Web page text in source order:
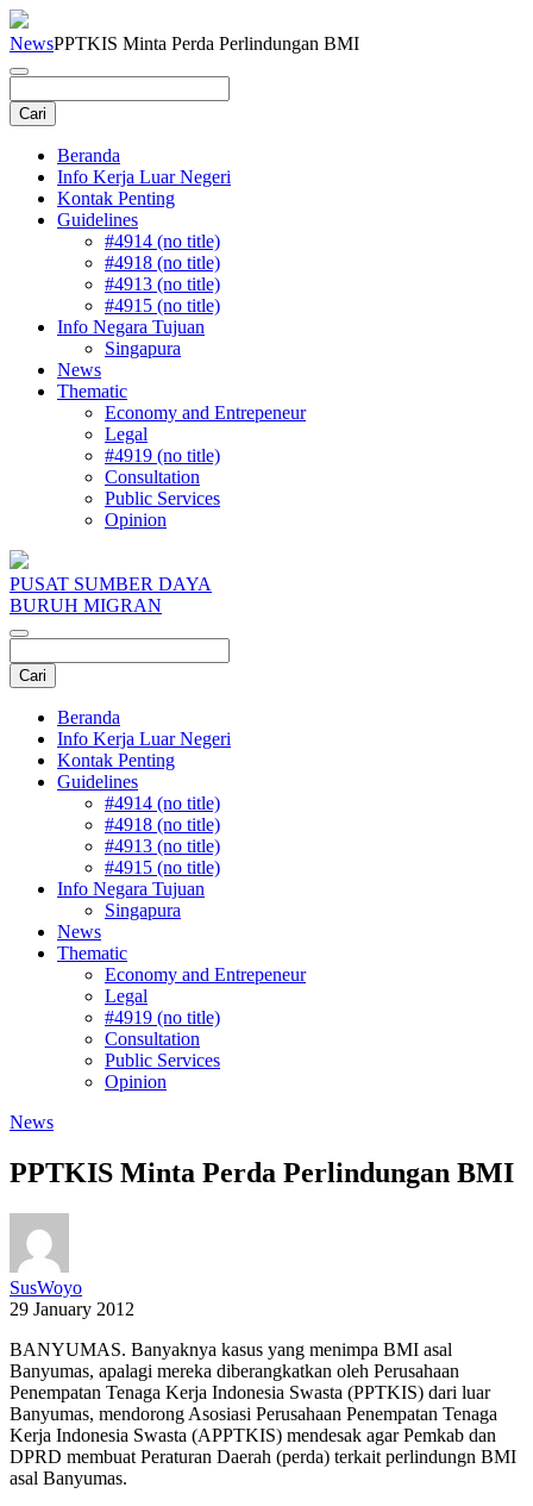
NewsPPTKIS Minta Perda Perlindungan BMI
Beranda
Info Kerja Luar Negeri
Kontak Penting
Guidelines
#4914 (no title)
#4918 (no title)
#4913 (no title)
#4915 (no title)
Info Negara Tujuan
Singapura
News
Thematic
Economy and Entrepeneur
Legal
#4919 (no title)
Consultation
Public Services
Opinion
PUSAT SUMBER DAYA
BURUH MIGRAN
Beranda
Info Kerja Luar Negeri
Kontak Penting
Guidelines
#4914 (no title)
#4918 (no title)
#4913 (no title)
#4915 (no title)
Info Negara Tujuan
Singapura
News
Thematic
Economy and Entrepeneur
Legal
#4919 (no title)
Consultation
Public Services
Opinion
News
PPTKIS Minta Perda Perlindungan BMI
SusWoyo
29 January 2012
BANYUMAS. Banyaknya kasus yang menimpa BMI asal
Banyumas, apalagi mereka diberangkatkan oleh Perusahaan
Penempatan Tenaga Kerja Indonesia Swasta (PPTKIS) dari luar
Banyumas, mendorong Asosiasi Perusahaan Penempatan Tenaga
Kerja Indonesia Swasta (APPTKIS) mendesak agar Pemkab dan
DPRD membuat Peraturan Daerah (perda) terkait perlindungn BMI
asal Banyumas.